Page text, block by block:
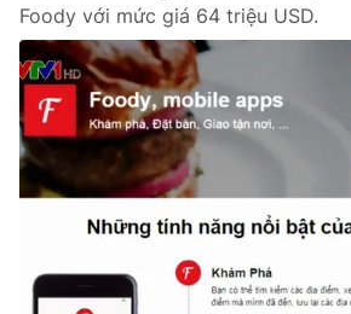
Foody với mức giá 64 triệu USD.